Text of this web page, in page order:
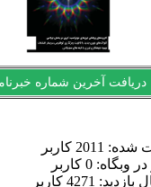
دریافت آخرین شماره خبرنامه
کاربر
0 کاربر
کاربر